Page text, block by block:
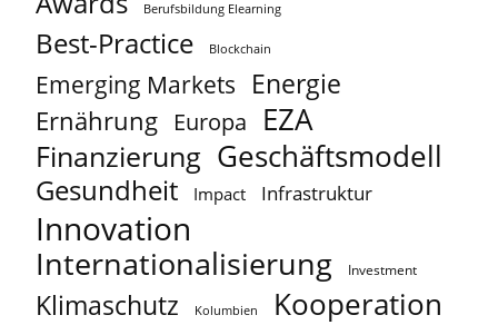
Berufsbildung Elearning
Best-Practice Blockchain
Emerging Markets Energie
Ernährung Europa EZA
Finanzierung Geschäftsmodell
Gesundheit Impact Infrastruktur
Innovation
Internationalisierung Investment
Klimaschutz Kolumbien Kooperation